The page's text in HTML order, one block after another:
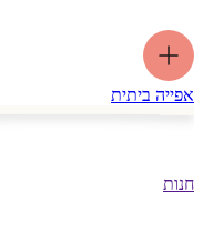
אפייה ביתית
חנות